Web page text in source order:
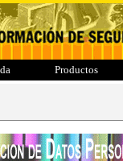
Productos